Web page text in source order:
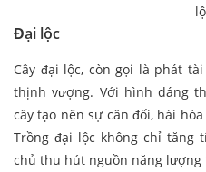
Đại lộc
Cây đại lộc, còn gọi là phát
thịnh vượng. Với hình dáng
cây tạo nên sự cân đối, hài
Trồng đại lộc không chỉ tăng
chủ thu hút nguồn năng lượng